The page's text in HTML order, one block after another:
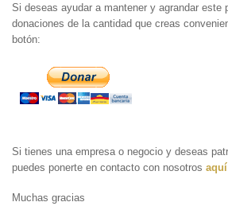
Si deseas ayudar a mantener y agrandar este
donaciones de la cantidad que creas
botón:
Si tienes una empresa o negocio y deseas
puedes ponerte en contacto con nosotros aquí
Muchas gracias